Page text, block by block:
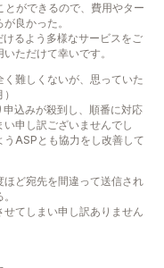
とができるので、費用やター
良かった。
るよう多様なサービスをご
ただけて幸いです。
難しくないが、思っていた
込みが殺到し、順番に対応
申し訳ございませんでし
ASPとも協力をし改善して
ほど宛先を間違って送信され
てしまい申し訳ありません